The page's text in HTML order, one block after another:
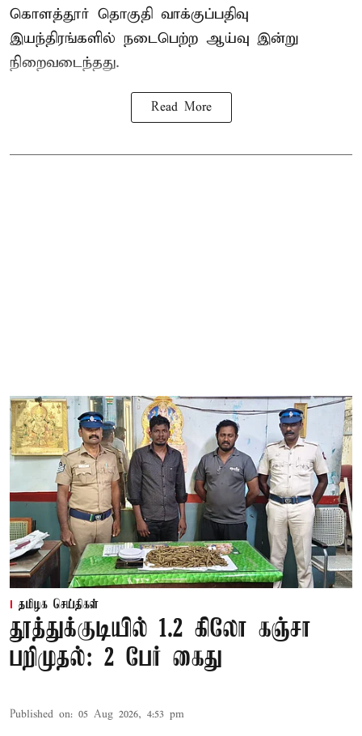
கொளத்தூர் தொகுதி வாக்குப்பதிவு
இயந்திரங்களில் நடைபெற்ற ஆய்வு இன்று
நிறைவடைந்தது.
Read More
தமிழக செய்திகள்
தூத்துக்குடியில் 1.2 கிலோ கஞ்சா
பறிமுதல்: 2 பேர் கைது
Published on: 05 Aug 2026, 4:53 pm